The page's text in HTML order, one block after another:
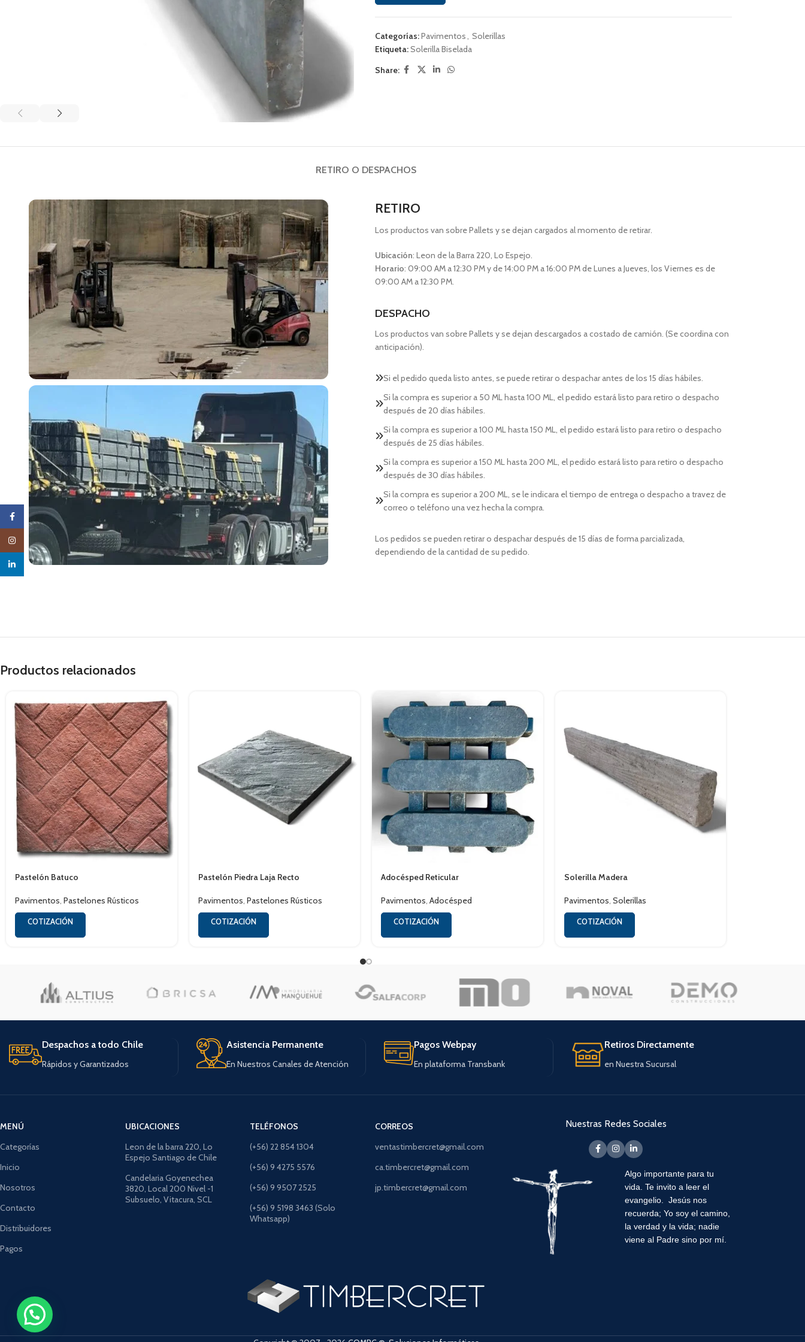
Categorías:Pavimentos, Solerillas
Etiqueta:Solerilla Biselada
Share:
RETIRO O DESPACHOS
RETIRO
Los productos van sobre Pallets y se dejan cargados al momento de retirar.
Ubicación: Leon de la Barra 220, Lo Espejo.
Horario: 09:00 AM a 12:30 PM y de 14:00 PM a 16:00 PM de Lunes a Jueves, los Viernes es de
09:00 AM a 12:30 PM.
DESPACHO
Los productos van sobre Pallets y se dejan descargados a costado de camión. (Se coordina con
anticipación).
Si el pedido queda listo antes, se puede retirar o despachar antes de los 15 días hábiles.
Si la compra es superior a 50 ML hasta 100 ML, el pedido estará listo para retiro o despacho
después de 20 días hábiles.
Si la compra es superior a 100 ML hasta 150 ML, el pedido estará listo para retiro o despacho
después de 25 días hábiles.
Si la compra es superior a 150 ML hasta 200 ML, el pedido estará listo para retiro o despacho
después de 30 días hábiles.
Si la compra es superior a 200 ML, se le indicara el tiempo de entrega o despacho a travez de
correo o teléfono una vez hecha la compra.
Los pedidos se pueden retirar o despachar después de 15 días de forma parcializada,
dependiendo de la cantidad de su pedido.
Productos relacionados
Pastelón Batuco
Pavimentos Pastelones Rústicos
COTIZACIÓN
Pastelón Piedra Laja Recto
Pavimentos Pastelones Rústicos
COTIZACIÓN
Adocésped Reticular
Pavimentos Adocésped
COTIZACIÓN
Solerilla Madera
Pavimentos Solerillas
COTIZACIÓN
Despachos a todo Chile
Rápidos y Garantizados
Asistencia Permanente
En Nuestros Canales de Atención
Pagos Webpay
En plataforma Transbank
Retiros Directamente
en Nuestra Sucursal
MENÚ
Categorías
Inicio
Nosotros
Contacto
Distribuidores
Pagos
UBICACIONES
Leon de la barra 220, Lo
Espejo Santiago de Chile
Candelaria Goyenechea
3820, Local 200 Nivel -1
Subsuelo, Vitacura, SCL
TELÉFONOS
(+56) 22 854 1304
(+56) 9 4275 5576
(+56) 9 9507 2525
(+56) 9 5198 3463 (Solo
Whatsapp)
CORREOS
ventastimbercret@gmail.com
ca.timbercret@gmail.com
jp.timbercret@gmail.com
Nuestras Redes Sociales
Algo importante para tu
vida.Te invito a leer el
evangelio. Jesús nos
recuerda; Yo soy el camino,
la verdad y la vida; nadie
viene al Padre sino por mí.
Facebook
Instagram
linkedin